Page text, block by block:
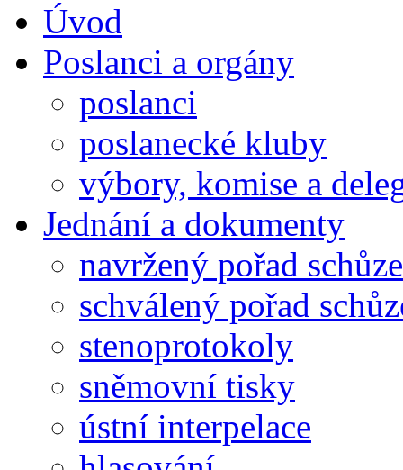
Úvod
Poslanci a orgány
poslanci
poslanecké kluby
výbory, komise a
Jednání a dokumenty
navržený pořad schůze
schválený pořad
stenoprotokoly
sněmovní tisky
ústní interpelace